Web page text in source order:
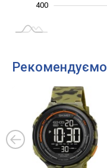
400
Рекомендуємо